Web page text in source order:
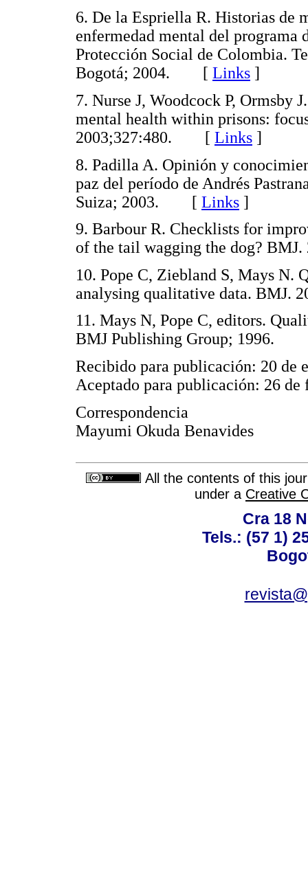
6. De la Espriella R. Historias de
enfermedad mental del
Protección Social de Colombia.
Bogotá; 2004. [ Links ]
7. Nurse J, Woodcock P, Ormsby
mental health within prisons:
2003;327:480. [ Links ]
8. Padilla A. Opinión y
paz del período de Andrés
Suiza; 2003. [ Links ]
9. Barbour R. Checklists for
of the tail wagging the dog?
10. Pope C, Ziebland S, Mays N.
analysing qualitative data.
11. Mays N, Pope C, editors.
BMJ Publishing Group;
Recibido para publicación: 20 de
Aceptado para publicación: 26 de
Correspondencia
Mayumi Okuda Benavides
All the contents of this
under a Creative
Cra 18
Tels.: (57 1)